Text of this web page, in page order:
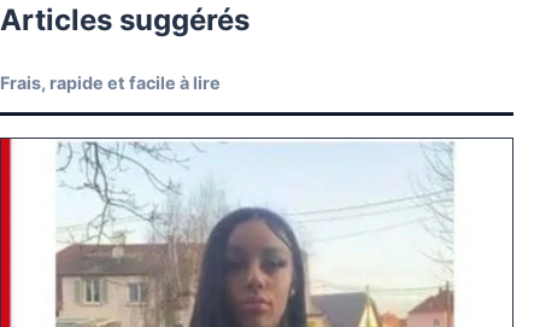
Articles suggérés
Frais, rapide et facile à lire